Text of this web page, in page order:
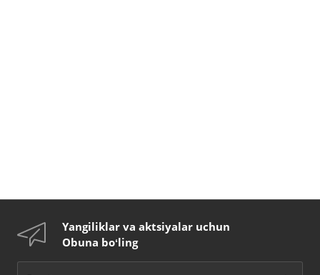
Yangiliklar va aktsiyalar uchun
Obuna boʻling